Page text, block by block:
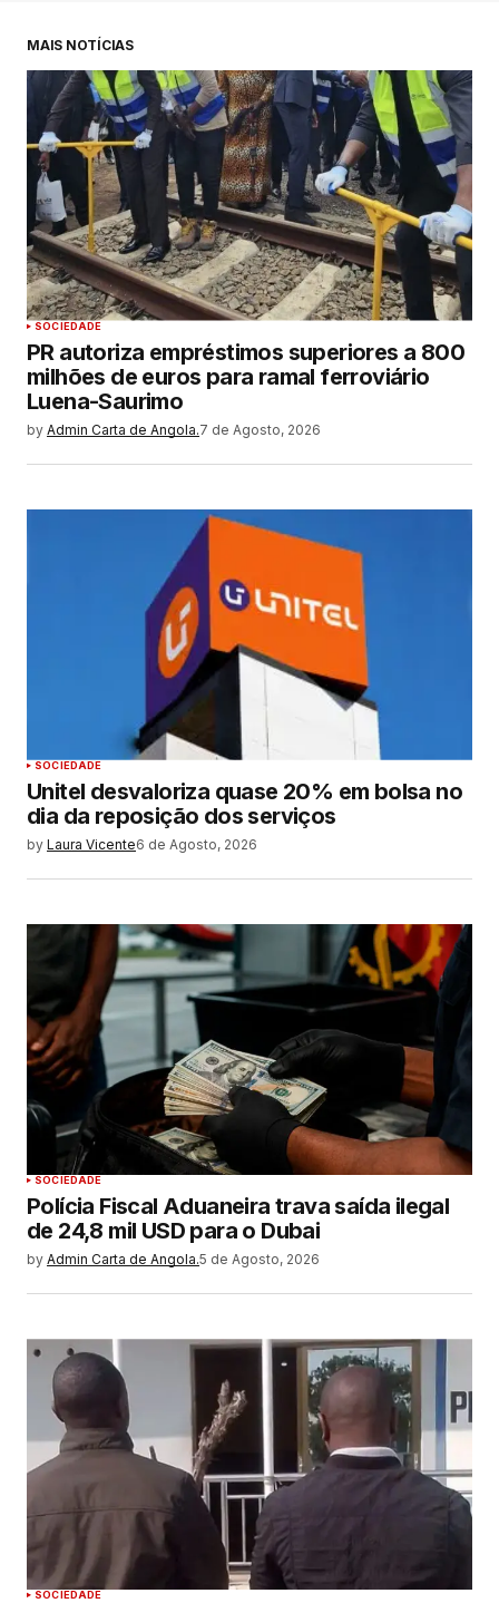
MAIS NOTÍCIAS
SOCIEDADE
PR autoriza empréstimos superiores a 800
milhões de euros para ramal ferroviário
Luena-Saurimo
by Admin Carta de Angola.7 de Agosto, 2026
SOCIEDADE
Unitel desvaloriza quase 20% em bolsa no
dia da reposição dos serviços
by Laura Vicente6 de Agosto, 2026
SOCIEDADE
Polícia Fiscal Aduaneira trava saída ilegal
de 24,8 mil USD para o Dubai
by Admin Carta de Angola.5 de Agosto, 2026
SOCIEDADE